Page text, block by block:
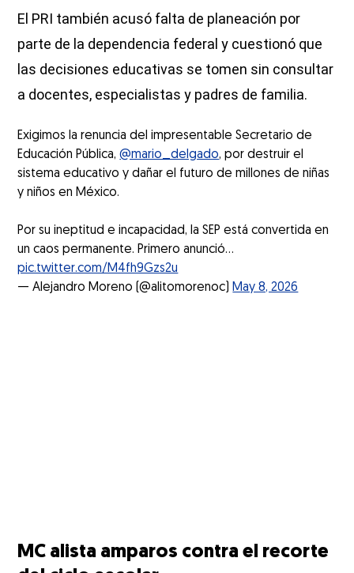
El PRI también acusó falta de planeación por
parte de la dependencia federal y cuestionó que
las decisiones educativas se tomen sin consultar
a docentes, especialistas y padres de familia.
Exigimos la renuncia del impresentable Secretario de
Educación Pública,@mario_delgado, por destruir el
sistema educativo y dañar el futuro de millones de niñas
y niños en México.
Por su ineptitud e incapacidad, la SEP está convertida en
un caos permanente. Primero anunció…
pic.twitter.com/M4fh9Gzs2u
— Alejandro Moreno (@alitomorenoc) May 8, 2026
MC alista amparos contra el recorte